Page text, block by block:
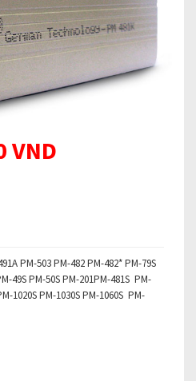
VND
PM-503 PM-482 PM-482* PM-79S
49S PM-50S PM-201PM-481S PM-
1020S PM-1030S PM-1060S PM-